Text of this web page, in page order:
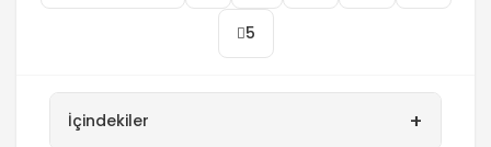
5
İçindekiler +